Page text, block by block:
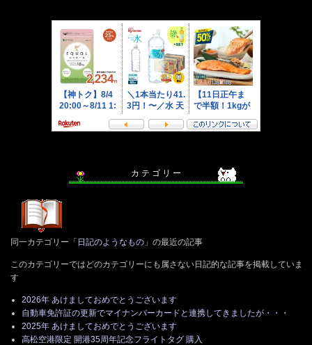
カ テ ゴ リ ー
同一カテゴリー「 日記のようなもの 」の最近の記事
このカテゴリーではどのカテゴリーにも属さない日記的な記事を掲載していま
す
2026年 あけましておめでとうございます
自動車免許証の更新でマイナンバーカードと連携してきましたが・・・
2025年 あけましておめでとうございます
高松空港限定 開港35周年記念フライトタグ 購入